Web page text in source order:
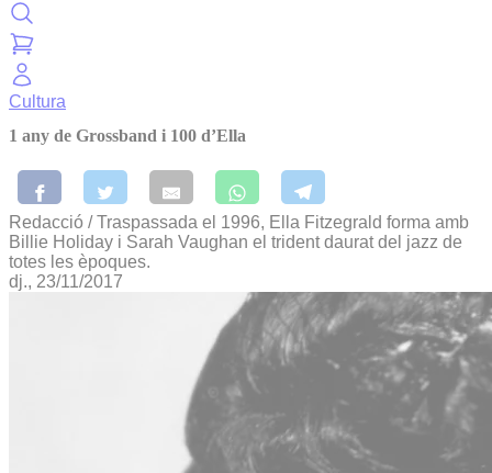
Cultura
1 any de Grossband i 100 d’Ella
Redacció / Traspassada el 1996, Ella Fitzegrald forma amb
Billie Holiday i Sarah Vaughan el trident daurat del jazz de
totes les èpoques.
dj., 23/11/2017